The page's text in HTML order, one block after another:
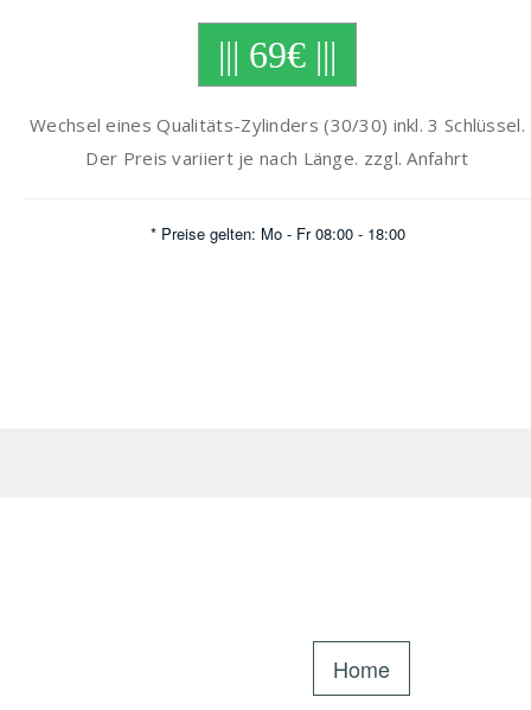
||| 69€ |||
Wechsel eines Qualitäts-Zylinders (30/30) inkl. 3 Schlüssel.
Der Preis variiert je nach Länge. zzgl. Anfahrt
* Preise gelten: Mo - Fr 08:00 - 18:00
Home